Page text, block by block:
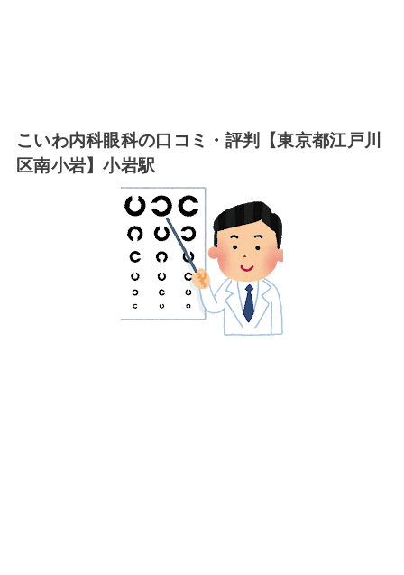
こいわ内科眼科の口コミ・評判【東京都江戸川
区南小岩】小岩駅